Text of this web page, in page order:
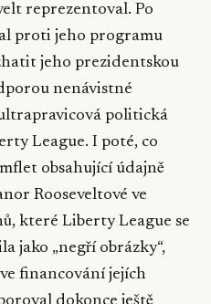
reprezentoval. Po
proti jeho programu
jeho prezidentskou
nenávistné
politická
League. I poté, co
obsahující údajně
Rooseveltové ve
které Liberty League se
jako „negří obrázky“,
financování jejích